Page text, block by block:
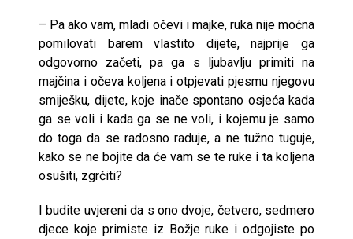
– Pa ako vam, mladi očevi i majke, ruka nije moćna
pomilovati barem vlastito dijete, najprije ga
odgovorno začeti, pa ga s ljubavlju primiti na
majčina i očeva koljena i otpjevati pjesmu njegovu
smiješku, dijete, koje inače spontano osjeća kada
ga se voli i kada ga se ne voli, i kojemu je samo
do toga da se radosno raduje, a ne tužno tuguje,
kako se ne bojite da će vam se te ruke i ta koljena
osušiti, zgrčiti?
I budite uvjereni da s ono dvoje, četvero, sedmero
djece koje primiste iz Božje ruke i odgojiste po